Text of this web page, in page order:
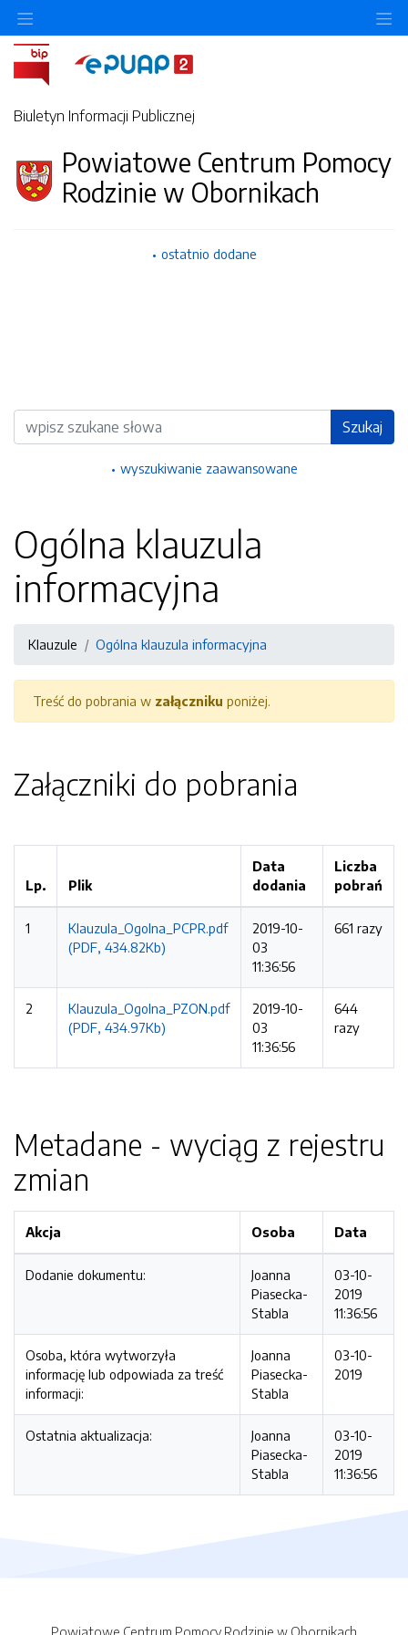
Biuletyn Informacji Publicznej
Powiatowe Centrum Pomocy
Rodzinie w Obornikach
ostatnio dodane
Wyszukiwarka Szukaj
wyszukiwanie zaawansowane
Ogólna klauzula
informacyjna
Klauzule Ogólna klauzula informacyjna
Treść do pobrania w załączniku poniżej.
Załączniki do pobrania
Lp. Plik
Data
dodania
Liczba
pobrań
1
Klauzula_Ogolna_PCPR.pdf
(PDF, 434.82Kb)
2019-10-
03
11:36:56
661 razy
2
Klauzula_Ogolna_PZON.pdf
(PDF, 434.97Kb)
2019-10-
03
11:36:56
644
razy
Metadane - wyciąg z rejestru
zmian
Akcja Osoba Data
Dodanie dokumentu:
Joanna
Piasecka-
Stabla
03-10-
2019
11:36:56
Osoba, która wytworzyła
informację lub odpowiada za treść
informacji:
Joanna
Piasecka-
Stabla
03-10-
2019
Ostatnia aktualizacja:
Joanna
Piasecka-
Stabla
03-10-
2019
11:36:56
Powiatowe Centrum Pomocy Rodzinie w Obornikach